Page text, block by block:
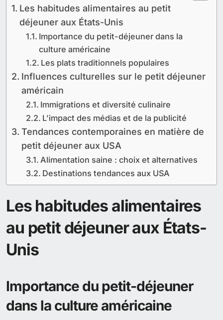
Les habitudes alimentaires au petit
déjeuner aux États-Unis
Importance du petit-déjeuner dans la
culture américaine
Les plats traditionnels populaires
Influences culturelles sur le petit déjeuner
américain
Immigrations et diversité culinaire
L’impact des médias et de la publicité
Tendances contemporaines en matière de
petit déjeuner aux USA
Alimentation saine : choix et alternatives
Destinations tendances aux USA
Les habitudes alimentaires
au petit déjeuner aux États-
Unis
Importance du petit-déjeuner
dans la culture américaine